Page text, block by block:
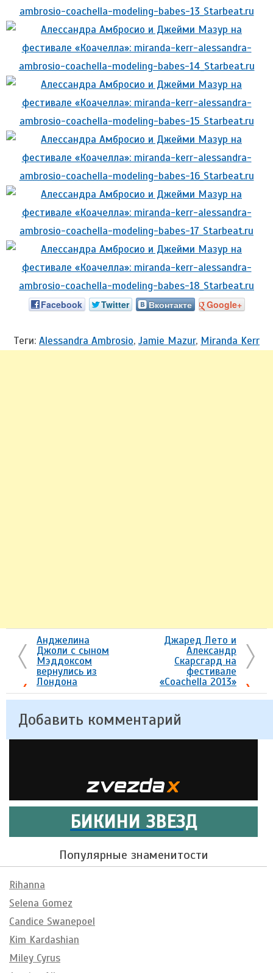
Facebook Twitter Вконтакте Google+
Теги: Alessandra Ambrosio, Jamie Mazur, Miranda Kerr
Анджелина
Джоли с сыном
Мэддоксом
вернулись из
Лондона
Джаред Лето и
Александр
Скарсгард на
фестивале
«Coachella 2013»
Добавить комментарий
БИКИНИ ЗВЕЗД
Популярные знаменитости
Rihanna
Selena Gomez
Candice Swanepoel
Kim Kardashian
Miley Cyrus